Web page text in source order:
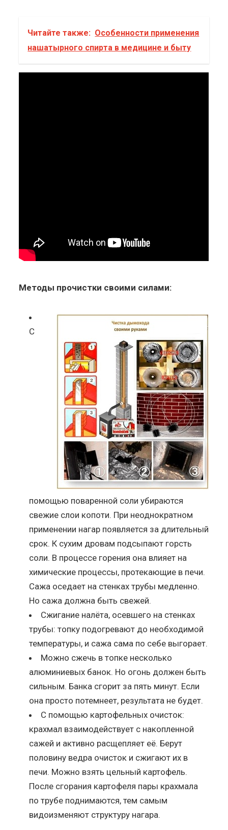
Читайте также: Особенности применения
нашатырного спирта в медицине и быту
Методы прочистки своими силами:
С
помощью поваренной соли убираются
свежие слои копоти. При неоднократном
применении нагар появляется за длительный
срок. К сухим дровам подсыпают горсть
соли. В процессе горения она влияет на
химические процессы, протекающие в печи.
Сажа оседает на стенках трубы медленно.
Но сажа должна быть свежей.
Сжигание налёта, осевшего на стенках
трубы: топку подогревают до необходимой
температуры, и сажа сама по себе выгорает.
Можно сжечь в топке несколько
алюминиевых банок. Но огонь должен быть
сильным. Банка сгорит за пять минут. Если
она просто потемнеет, результата не будет.
С помощью картофельных очисток:
крахмал взаимодействует с накопленной
сажей и активно расщепляет её. Берут
половину ведра очисток и сжигают их в
печи. Можно взять цельный картофель.
После сгорания картофеля пары крахмала
по трубе поднимаются, тем самым
видоизменяют структуру нагара.